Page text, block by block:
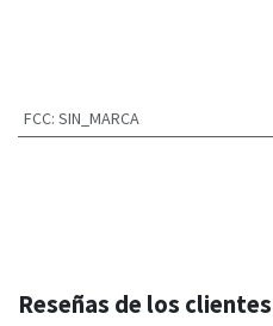
FCC: SIN_MARCA
Reseñas de los clientes